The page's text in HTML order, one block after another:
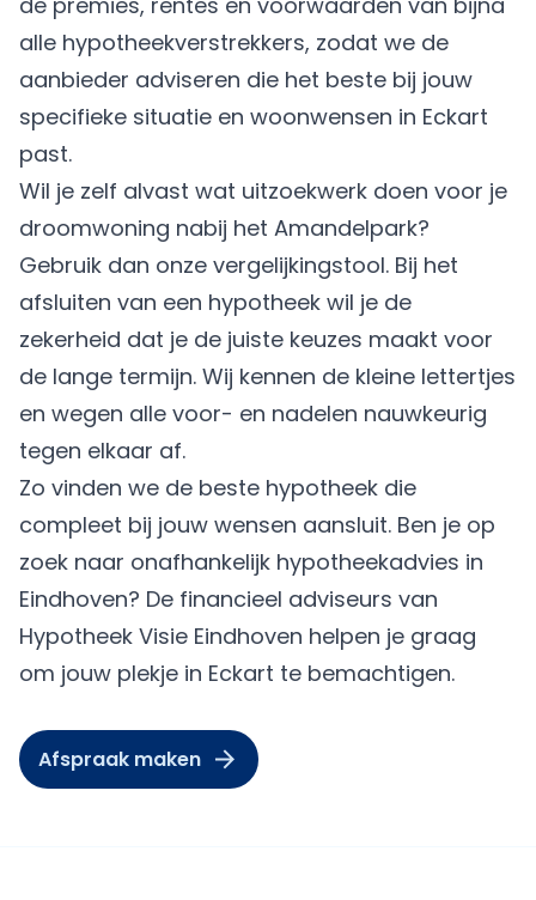
alle hypotheekverstrekkers, zodat we de
aanbieder adviseren die het beste bij jouw
specifieke situatie en woonwensen in Eckart
past.
Wil je zelf alvast wat uitzoekwerk doen voor je
droomwoning nabij het Amandelpark?
Gebruik dan onze vergelijkingstool. Bij het
afsluiten van een hypotheek wil je de
zekerheid dat je de juiste keuzes maakt voor
de lange termijn. Wij kennen de kleine lettertjes
en wegen alle voor- en nadelen nauwkeurig
tegen elkaar af.
Zo vinden we de beste hypotheek die
compleet bij jouw wensen aansluit. Ben je op
zoek naar onafhankelijk hypotheekadvies in
Eindhoven? De financieel adviseurs van
Hypotheek Visie Eindhoven helpen je graag
om jouw plekje in Eckart te bemachtigen.
Afspraak maken